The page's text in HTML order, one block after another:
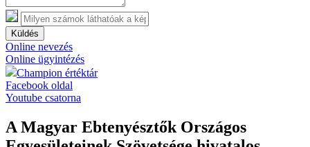
Küldés
Online nevezés
Online ügyintézés
Champion értéktár
Facebook oldal
Youtube csatorna
A Magyar Ebtenyésztők Országos